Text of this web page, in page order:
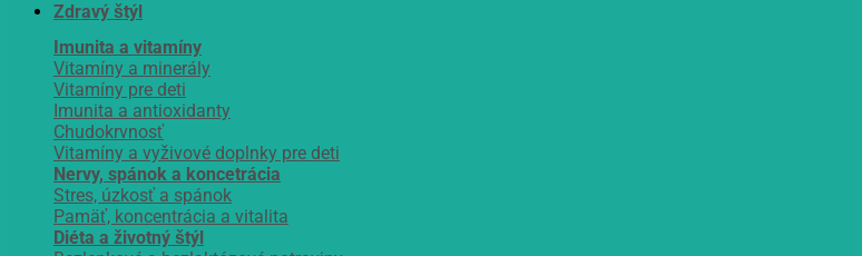
Zdravý štýl
Imunita a vitamíny
Vitamíny a minerály
Vitamíny pre deti
Imunita a antioxidanty
Chudokrvnosť
Vitamíny a vyživové doplnky pre deti
Nervy, spánok a koncetrácia
Stres, úzkosť a spánok
Pamäť, koncentrácia a vitalita
Diéta a životný štýl